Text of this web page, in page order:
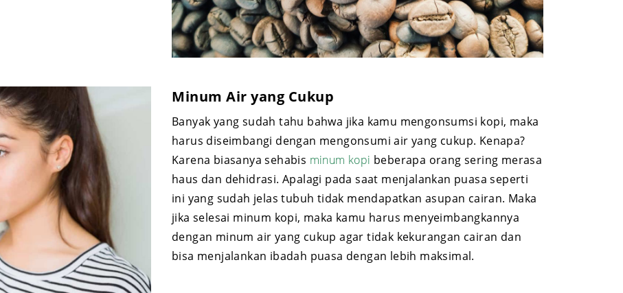
Minum Air yang Cukup
Banyak yang sudah tahu bahwa jika kamu mengonsumsi kopi, maka
harus diseimbangi dengan mengonsumi air yang cukup. Kenapa?
Karena biasanya sehabis minum kopi beberapa orang sering merasa
haus dan dehidrasi. Apalagi pada saat menjalankan puasa seperti
ini yang sudah jelas tubuh tidak mendapatkan asupan cairan. Maka
jika selesai minum kopi, maka kamu harus menyeimbangkannya
dengan minum air yang cukup agar tidak kekurangan cairan dan
bisa menjalankan ibadah puasa dengan lebih maksimal.